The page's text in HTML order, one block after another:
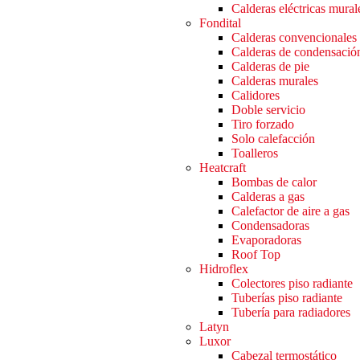
Calderas eléctricas
Fondital
Calderas convencionales
Calderas de
Calderas de pie
Calderas murales
Calidores
Doble servicio
Tiro forzado
Solo calefacción
Toalleros
Heatcraft
Bombas de calor
Calderas a gas
Calefactor de aire a gas
Condensadoras
Evaporadoras
Roof Top
Hidroflex
Colectores piso radiante
Tuberías piso radiante
Tubería para radiadores
Latyn
Luxor
Cabezal termostático